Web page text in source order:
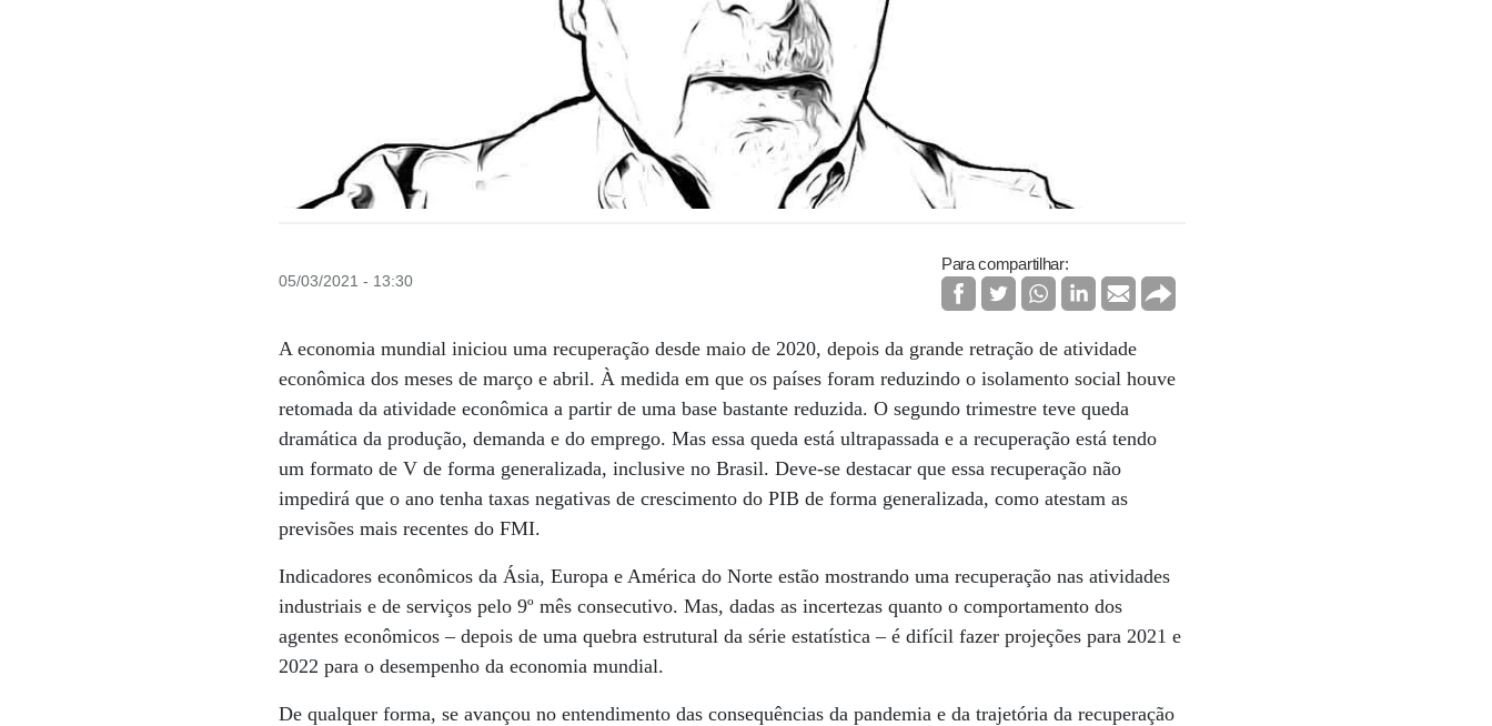
05/03/2021 - 13:30
Para compartilhar:
A economia mundial iniciou uma recuperação desde maio de 2020, depois da grande retração de atividade
econômica dos meses de março e abril. À medida em que os países foram reduzindo o isolamento social houve
retomada da atividade econômica a partir de uma base bastante reduzida. O segundo trimestre teve queda
dramática da produção, demanda e do emprego. Mas essa queda está ultrapassada e a recuperação está tendo
um formato de V de forma generalizada, inclusive no Brasil. Deve-se destacar que essa recuperação não
impedirá que o ano tenha taxas negativas de crescimento do PIB de forma generalizada, como atestam as
previsões mais recentes do FMI.
Indicadores econômicos da Ásia, Europa e América do Norte estão mostrando uma recuperação nas atividades
industriais e de serviços pelo 9º mês consecutivo. Mas, dadas as incertezas quanto o comportamento dos
agentes econômicos – depois de uma quebra estrutural da série estatística – é difícil fazer projeções para 2021 e
2022 para o desempenho da economia mundial.
De qualquer forma, se avançou no entendimento das consequências da pandemia e da trajetória da recuperação